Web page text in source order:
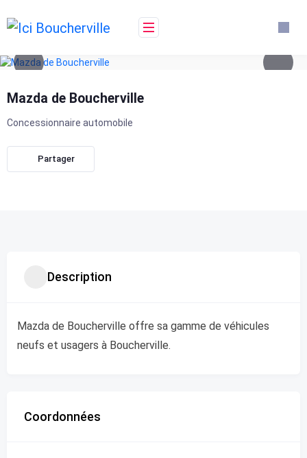
to
content
Mazda de Boucherville
Concessionnaire automobile
Partager
Description
Mazda de Boucherville offre sa gamme de véhicules
neufs et usagers à Boucherville.
Coordonnées